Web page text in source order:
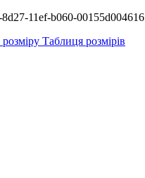
11ef-b060-00155d004616
Таблиця розмірів